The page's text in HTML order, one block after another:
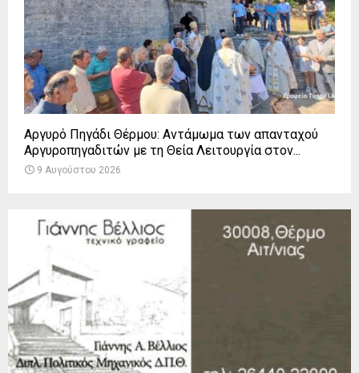
Αργυρό Πηγάδι Θέρμου: Αντάμωμα των απανταχού
Αργυροπηγαδιτών με τη Θεία Λειτουργία στον...
9 Αυγούστου 2026